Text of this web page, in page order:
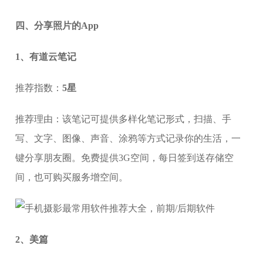
四、分享照片的App
1、有道云笔记
推荐指数：5星
推荐理由：该笔记可提供多样化笔记形式，扫描、手
写、文字、图像、声音、涂鸦等方式记录你的生活，一
键分享朋友圈。免费提供3G空间，每日签到送存储空
间，也可购买服务增空间。
2、美篇